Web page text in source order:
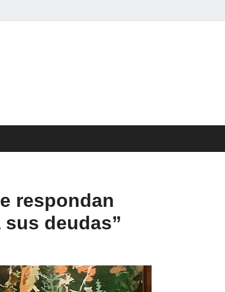
respondan
deudas”